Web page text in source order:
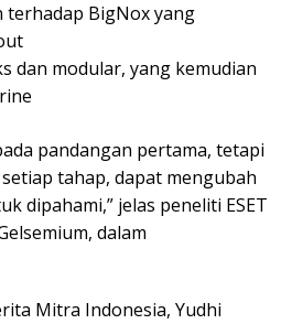
terhadap BigNox yang
dan modular, yang kemudian
pandangan pertama, tetapi
tahap, dapat mengubah
dipahami,” jelas peneliti ESET
dalam
Mitra Indonesia, Yudhi